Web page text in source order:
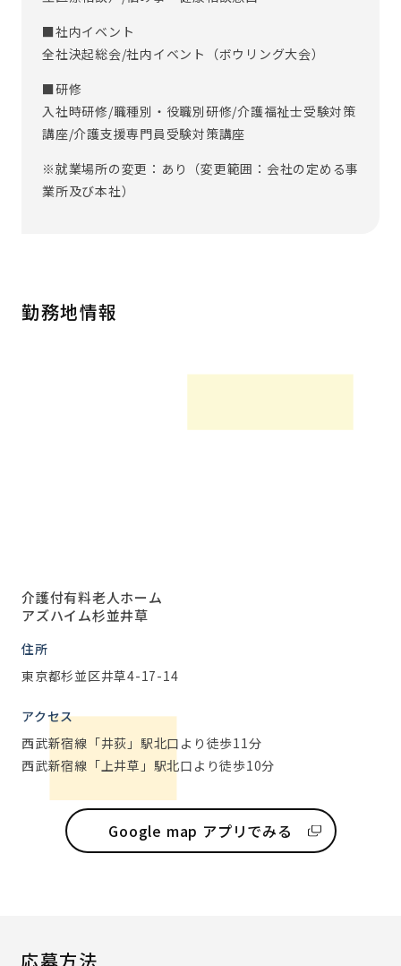
■社内イベント
全社決起総会/社内イベント（ボウリング大会）
■研修
入社時研修/職種別・役職別研修/介護福祉士受験対策
講座/介護支援専門員受験対策講座
※就業場所の変更：あり（変更範囲：会社の定める事
業所及び本社）
勤務地情報
介護付有料老人ホーム
アズハイム杉並井草
住所
東京都杉並区井草4-17-14
アクセス
西武新宿線「井荻」駅北口より徒歩11分
西武新宿線「上井草」駅北口より徒歩10分
Google map アプリでみる
応募方法